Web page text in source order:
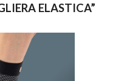
ELASTICA”